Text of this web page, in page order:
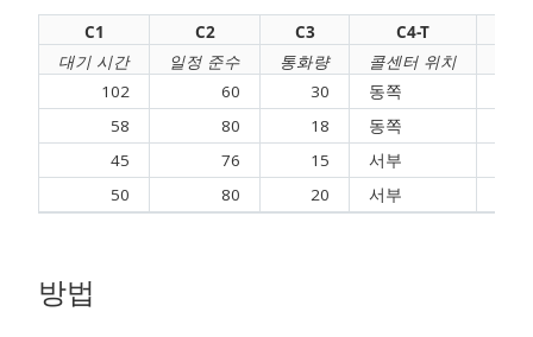
C1 C2 C3 C4-T
대기 시간
일정 준수 통화량 콜센터 위치
102
60 30 동쪽
58
80 18 동쪽
45
76 15 서부
50
80 20 서부
방법